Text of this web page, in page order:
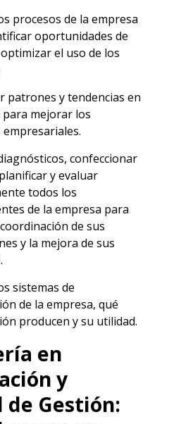
procesos de la empresa
oportunidades de
el uso de los
patrones y tendencias en
para mejorar los
confeccionar
y evaluar
todos los
de la empresa para
de sus
y la mejora de sus
sistemas de
de la empresa, qué
producen y su utilidad.
en
y
de Gestión: